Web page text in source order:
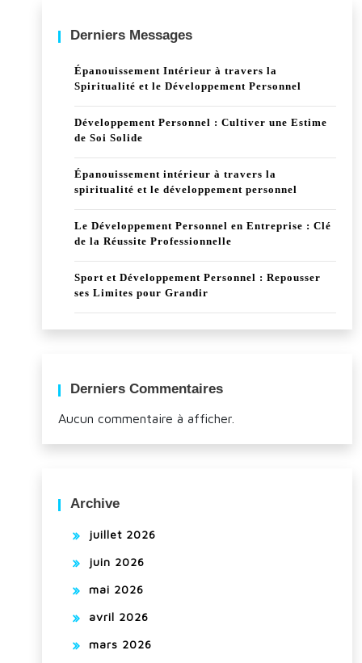
Derniers Messages
Épanouissement Intérieur à travers la
Spiritualité et le Développement Personnel
Développement Personnel : Cultiver une Estime
de Soi Solide
Épanouissement intérieur à travers la
spiritualité et le développement personnel
Le Développement Personnel en Entreprise : Clé
de la Réussite Professionnelle
Sport et Développement Personnel : Repousser
ses Limites pour Grandir
Derniers Commentaires
Aucun commentaire à afficher.
Archive
juillet 2026
juin 2026
mai 2026
avril 2026
mars 2026